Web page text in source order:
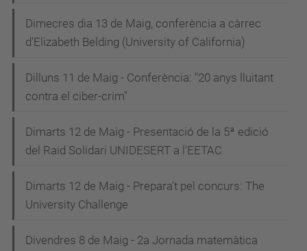
Dimecres dia 13 de Maig, conferència a càrrec
d'Elizabeth Belding (University of California)
Dilluns 11 de Maig - Conferència: "20 anys lluitant
contra el ciber-crim"
Dimarts 12 de Maig - Presentació de la 5ª edició
del Raid Solidari UNIDESERT a l'EETAC
Dimarts 12 de Maig - Prepara't pel concurs: The
University Challenge
Divendres 8 de Maig - 2a Jornada matemàtica